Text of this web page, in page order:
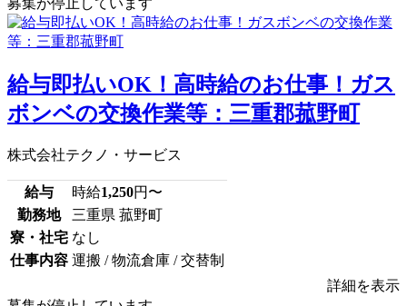
募集が停止しています
給与即払いOK！高時給のお仕事！ガス
ボンベの交換作業等：三重郡菰野町
株式会社テクノ・サービス
給与 時給1,250円〜
勤務地
三重県 菰野町
寮・社宅 なし
仕事内容 運搬 / 物流倉庫 / 交替制
詳細を表示